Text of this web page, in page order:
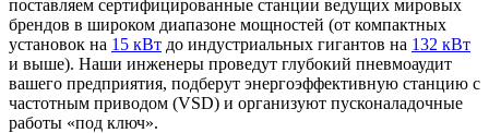
поставляем сертифицированные станции ведущих мировых
брендов в широком диапазоне мощностей (от компактных
установок на 15 кВт до индустриальных гигантов на 132 кВт
и выше). Наши инженеры проведут глубокий пневмоаудит
вашего предприятия, подберут энергоэффективную станцию с
частотным приводом (VSD) и организуют пусконаладочные
работы «под ключ».